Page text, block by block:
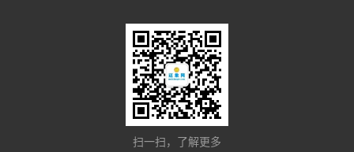
扫一扫，了解更多